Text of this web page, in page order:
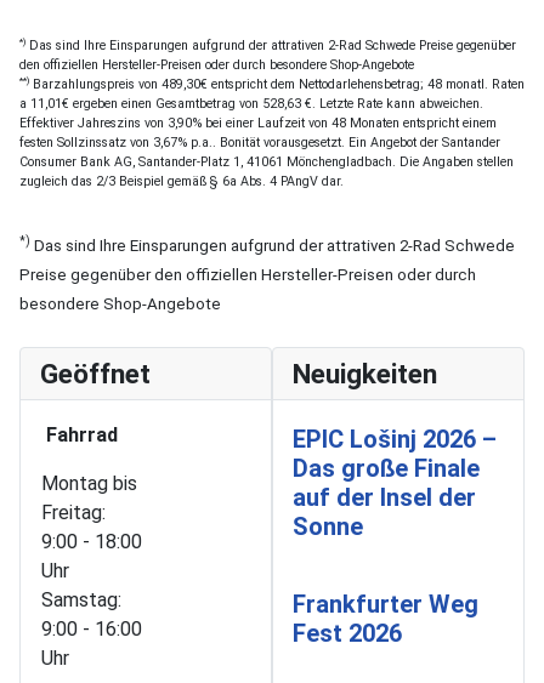
*) Das sind Ihre Einsparungen aufgrund der attrativen 2-Rad Schwede Preise gegenüber
den offiziellen Hersteller-Preisen oder durch besondere Shop-Angebote
**) Barzahlungspreis von 489,30€ entspricht dem Nettodarlehensbetrag; 48 monatl. Raten
a 11,01€ ergeben einen Gesamtbetrag von 528,63 €. Letzte Rate kann abweichen.
Effektiver Jahreszins von 3,90% bei einer Laufzeit von 48 Monaten entspricht einem
festen Sollzinssatz von 3,67% p.a.. Bonität vorausgesetzt. Ein Angebot der Santander
Consumer Bank AG, Santander-Platz 1, 41061 Mönchengladbach. Die Angaben stellen
zugleich das 2/3 Beispiel gemäß § 6a Abs. 4 PAngV dar.
*) Das sind Ihre Einsparungen aufgrund der attrativen 2-Rad Schwede
Preise gegenüber den offiziellen Hersteller-Preisen oder durch
besondere Shop-Angebote
Geöffnet
Fahrrad
Montag bis
Freitag:
9:00 - 18:00
Uhr
Samstag:
9:00 - 16:00
Uhr
Neuigkeiten
EPIC Lošinj 2026 –
Das große Finale
auf der Insel der
Sonne
Frankfurter Weg
Fest 2026